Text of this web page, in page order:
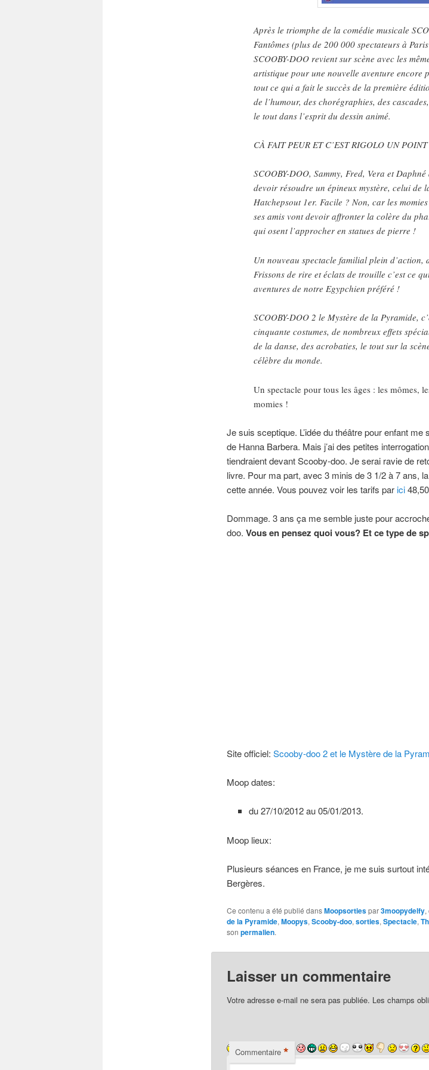
Après le triomphe de la comédie musicale
Fantômes (plus de 200 000 spectateurs à
SCOOBY-DOO revient sur scène avec les
artistique pour une nouvelle aventure encore
tout ce qui a fait le succès de la première
de l’humour, des chorégraphies, des
le tout dans l’esprit du dessin animé.
CÀ FAIT PEUR ET C’EST RIGOLO UN
SCOOBY-DOO, Sammy, Fred, Vera et
devoir résoudre un épineux mystère, celui de
Hatchepsout 1er. Facile ? Non, car les
ses amis vont devoir affronter la colère du
qui osent l’approcher en statues de pierre !
Un nouveau spectacle familial plein d’action,
Frissons de rire et éclats de trouille c’est ce
aventures de notre Egypchien préféré !
SCOOBY-DOO 2 le Mystère de la Pyramide,
cinquante costumes, de nombreux effets
de la danse, des acrobaties, le tout sur la
célèbre du monde.
Un spectacle pour tous les âges : les mômes,
momies !
Je suis sceptique. L’idée du théâtre pour enfant
de Hanna Barbera. Mais j’ai des petites
tiendraient devant Scooby-doo. Je serai ravie de
livre. Pour ma part, avec 3 minis de 3 1/2 à 7 ans,
cette année. Vous pouvez voir les tarifs parici
Dommage. 3 ans ça me semble juste pour
doo. Vous en pensez quoi vous? Et ce type de
Site officiel: Scooby-doo 2 et le Mystère de la
Moop dates:
du 27/10/2012 au 05/01/2013.
Moop lieux:
Plusieurs séances en France, je me suis surtout
Bergères.
Ce contenu a été publié dansMoopsortiespar3moopydelfy,
de la Pyramide, Moopys, Scooby-doo, sorties, Spectacle,
son permalien.
Laisser un commentaire
Votre adresse e-mail ne sera pas publiée. Les champs
Commentaire *